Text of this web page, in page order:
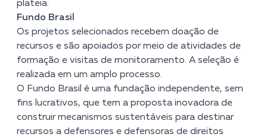
plateia.
Fundo Brasil
Os projetos selecionados recebem doação de
recursos e são apoiados por meio de atividades de
formação e visitas de monitoramento. A seleção é
realizada em um amplo processo.
O Fundo Brasil é uma fundação independente, sem
fins lucrativos, que tem a proposta inovadora de
construir mecanismos sustentáveis para destinar
recursos a defensores e defensoras de direitos